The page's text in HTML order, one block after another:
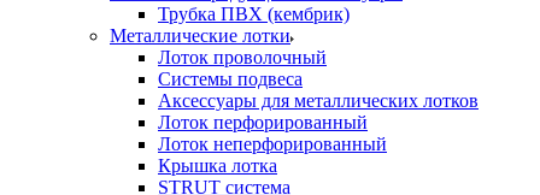
Трубка ПВХ (кембрик)
Металлические лотки
Лоток проволочный
Системы подвеса
Аксессуары для металлических лотков
Лоток перфорированный
Лоток неперфорированный
Крышка лотка
STRUT система